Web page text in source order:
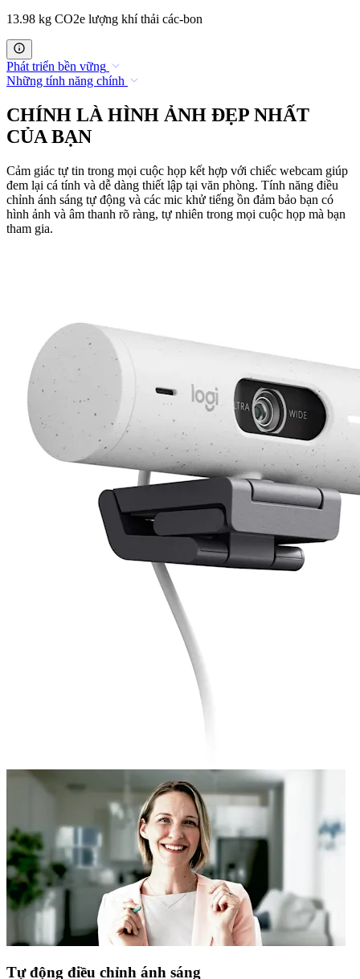
13.98 kg CO2e lượng khí thải các-bon
Phát triển bền vững
Những tính năng chính
CHÍNH LÀ HÌNH ẢNH ĐẸP NHẤT
CỦA BẠN
Cảm giác tự tin trong mọi cuộc họp kết hợp với chiếc webcam giúp
đem lại cá tính và dễ dàng thiết lập tại văn phòng. Tính năng điều
chỉnh ánh sáng tự động và các mic khử tiếng ồn đảm bảo bạn có
hình ảnh và âm thanh rõ ràng, tự nhiên trong mọi cuộc họp mà bạn
tham gia.
Tự động điều chỉnh ánh sáng